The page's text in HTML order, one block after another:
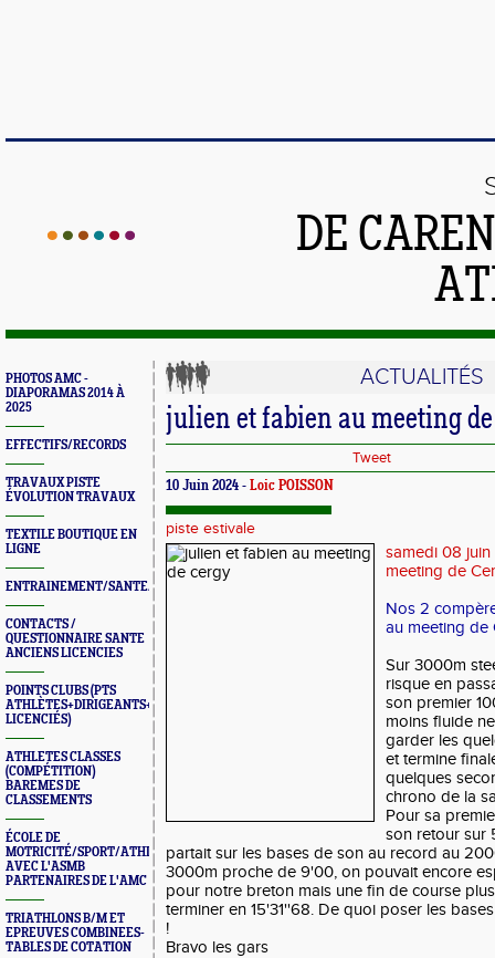
DE
PHOTOS AMC -
DIAPORAMAS 2014 À
2025
EFFECTIFS/RECORDS
TRAVAUX PISTE
ÉVOLUTION TRAVAUX
TEXTILE BOUTIQUE EN
LIGNE
ENTRAINEMENT/SANTE/JURYS/FORMATIONS
CONTACTS /
QUESTIONNAIRE SANTE
ANCIENS LICENCIES
POINTS CLUBS (PTS
ATHLÈTES+DIRIGEANTS+BONUS
LICENCIÉS)
ATHLETES CLASSES
(COMPÉTITION)
BAREMES DE
CLASSEMENTS
ÉCOLE DE
MOTRICITÉ/SPORT/ATHLÉ
AVEC L'ASMB
PARTENAIRES DE L'AMC
TRIATHLONS B/M ET
EPREUVES COMBINEES-
TABLES DE COTATION
ACTUALITÉS
julien et fabien au meeting
Tweet
10 Juin 2024 - Loic POISSON
piste estivale
samedi 08
meeting de
Nos 2
au meeting
Sur 3000m
risque en
son premier
moins fluide
garder les
et termine
quelques
chrono de la
Pour sa
son retour sur
partait sur les bases de son au record au
3000m proche de 9'00, on pouvait encore
pour notre breton mais une fin de course
terminer en 15'31''68. De quoi poser les
!
Bravo les gars